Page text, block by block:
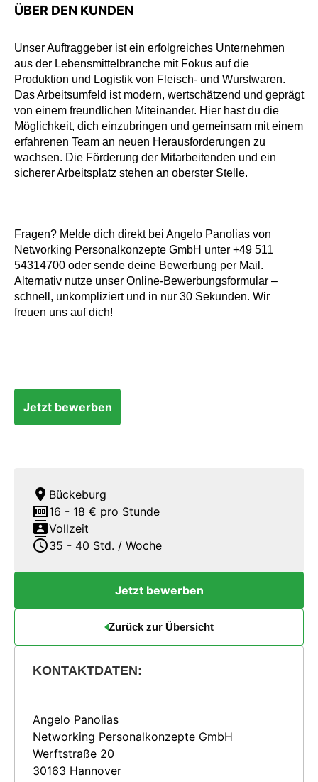
ÜBER DEN KUNDEN
Unser Auftraggeber ist ein erfolgreiches Unternehmen
aus der Lebensmittelbranche mit Fokus auf die
Produktion und Logistik von Fleisch- und Wurstwaren.
Das Arbeitsumfeld ist modern, wertschätzend und geprägt
von einem freundlichen Miteinander. Hier hast du die
Möglichkeit, dich einzubringen und gemeinsam mit einem
erfahrenen Team an neuen Herausforderungen zu
wachsen. Die Förderung der Mitarbeitenden und ein
sicherer Arbeitsplatz stehen an oberster Stelle.
Fragen? Melde dich direkt bei Angelo Panolias von
Networking Personalkonzepte GmbH unter +49 511
54314700 oder sende deine Bewerbung per Mail.
Alternativ nutze unser Online-Bewerbungsformular –
schnell, unkompliziert und in nur 30 Sekunden. Wir
freuen uns auf dich!
Jetzt bewerben
location_on Bückeburg
money16 - 18 € pro Stunde
contactsVollzeit
schedule35 - 40 Std. / Woche
Jetzt bewerben
Zurück zur Übersicht
KONTAKTDATEN:
Angelo Panolias
Networking Personalkonzepte GmbH
Werftstraße 20
30163 Hannover